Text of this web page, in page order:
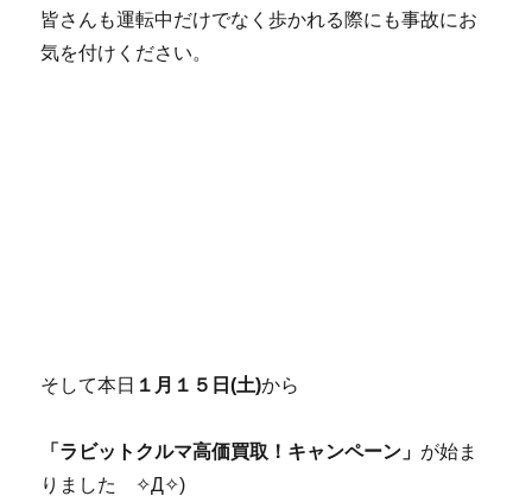
皆さんも運転中だけでなく歩かれる際にも事故にお
気を付けください。
そして本日 １月１５日(土)から
「ラビットクルマ高価買取！キャンペーン」 が始ま
りました ✧Д✧)